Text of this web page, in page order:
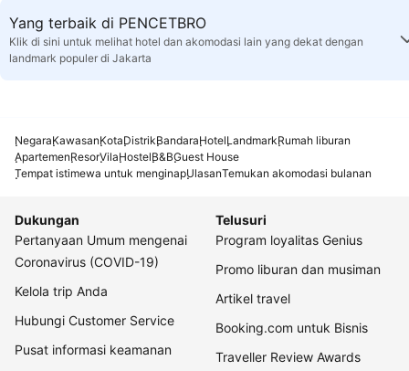
Yang terbaik di PENCETBRO
Klik di sini untuk melihat hotel dan akomodasi lain yang dekat dengan
landmark populer di Jakarta
NegaraKawasanKotaDistrikBandaraHotelLandmarkRumah liburan
ApartemenResorVilaHostelB&BGuest House
Tempat istimewa untuk menginapUlasanTemukan akomodasi bulanan
Dukungan
Pertanyaan Umum mengenai
Coronavirus (COVID-19)
Kelola trip Anda
Hubungi Customer Service
Pusat informasi keamanan
Telusuri
Program loyalitas Genius
Promo liburan dan musiman
Artikel travel
Booking.com untuk Bisnis
Traveller Review Awards